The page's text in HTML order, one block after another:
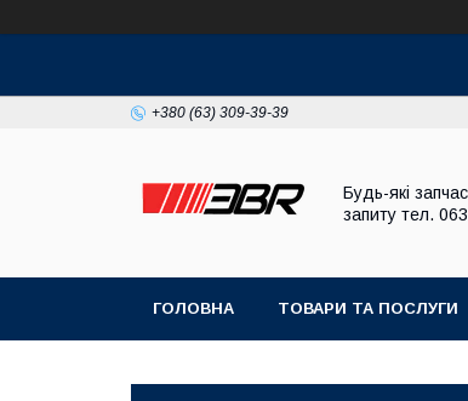
+380 (63) 309-39-39
Будь-які
запиту тел.
ГОЛОВНА ТОВАРИ ТА ПОСЛУГИ